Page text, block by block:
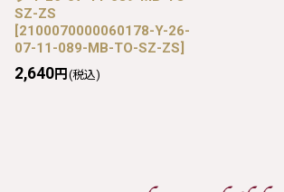
SZ-ZS
[2100070000060178-Y-26-
07-11-089-MB-TO-SZ-ZS]
2,640円 (税込)